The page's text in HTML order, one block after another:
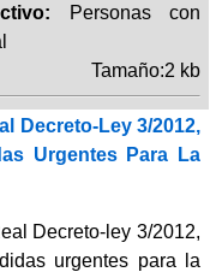
Personas con
Tamaño:2 kb
Decreto-Ley 3/2012,
Urgentes Para La
Decreto-ley 3/2012,
urgentes para la